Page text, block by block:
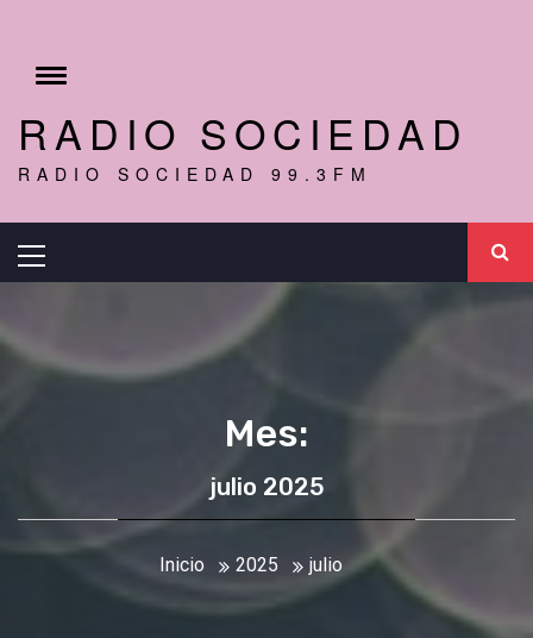
contenido
Cambiar
RADIO SOCIEDAD
RADIO SOCIEDAD 99.3FM
principal
Mes:
julio 2025
Inicio 2025 julio